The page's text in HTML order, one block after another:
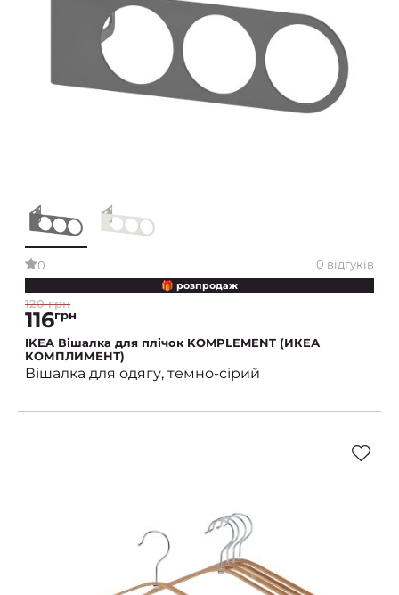
0 0 відгуків
🎁 розпродаж
120 грн
116грн
IKEA Вішалка для плічок KOMPLEMENT (ИКЕА
КОМПЛИМЕНТ)
Вішалка для одягу, темно-сірий